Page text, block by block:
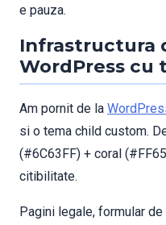
e pauza.
Infrastructura
WordPress cu
Am pornit de la
si o tema child custom.
(#6C63FF) + coral
citibilitate.
Pagini legale, formular